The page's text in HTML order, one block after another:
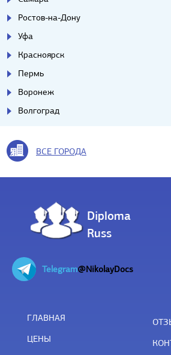
Ростов-на-Дону
Уфа
Красноярск
Пермь
Воронеж
Волгоград
ВСЕ ГОРОДА
Diploma
Russ
Telegram@NikolayDocs
ГЛАВНАЯ
ЦЕНЫ